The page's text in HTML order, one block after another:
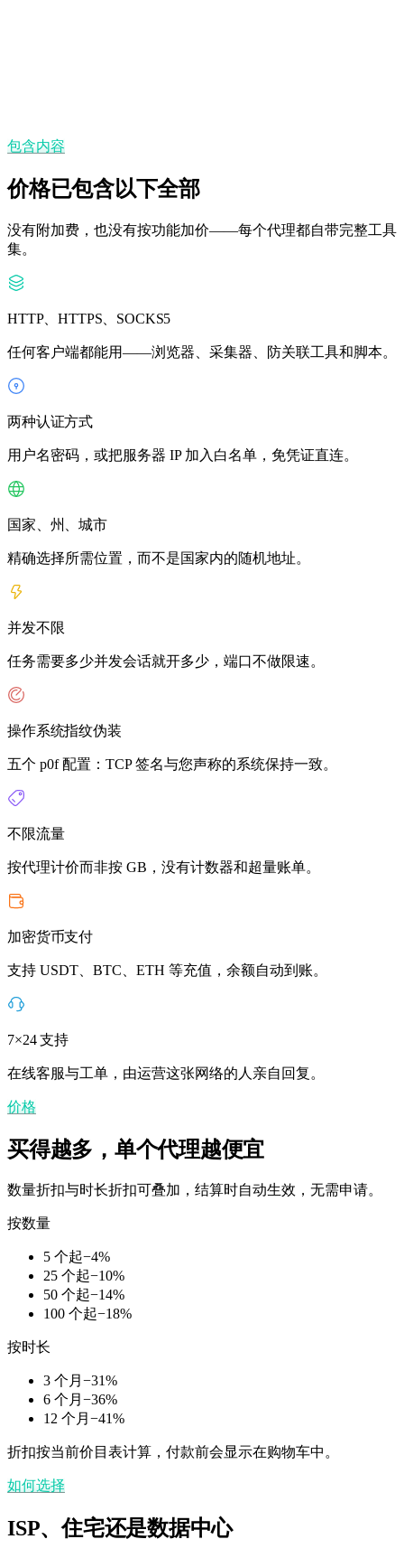
包含内容
价格已包含以下全部
没有附加费，也没有按功能加价——每个代理都自带完整工具
集。
HTTP、HTTPS、SOCKS5
任何客户端都能用——浏览器、采集器、防关联工具和脚本。
两种认证方式
用户名密码，或把服务器 IP 加入白名单，免凭证直连。
国家、州、城市
精确选择所需位置，而不是国家内的随机地址。
并发不限
任务需要多少并发会话就开多少，端口不做限速。
操作系统指纹伪装
五个 p0f 配置：TCP 签名与您声称的系统保持一致。
不限流量
按代理计价而非按 GB，没有计数器和超量账单。
加密货币支付
支持 USDT、BTC、ETH 等充值，余额自动到账。
7×24 支持
在线客服与工单，由运营这张网络的人亲自回复。
价格
买得越多，单个代理越便宜
数量折扣与时长折扣可叠加，结算时自动生效，无需申请。
按数量
5 个起−4%
25 个起−10%
50 个起−14%
100 个起−18%
按时长
3 个月 −31%
6 个月 −36%
12 个月 −41%
折扣按当前价目表计算，付款前会显示在购物车中。
如何选择
ISP、住宅还是数据中心